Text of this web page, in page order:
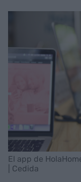
El app de
| Cedida